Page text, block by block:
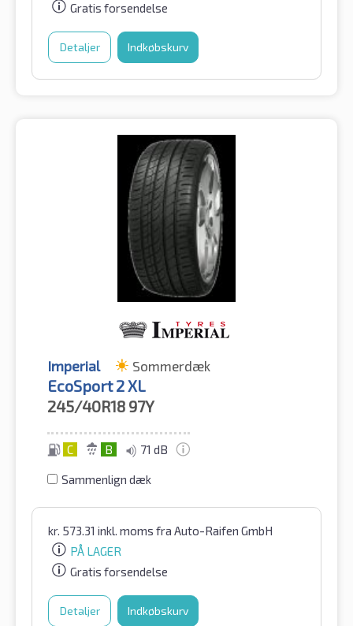
Gratis forsendelse
Detaljer Indkøbskurv
Imperial Sommerdæk
EcoSport 2 XL
245/40R18 97Y
C B 71 dB
Sammenlign dæk
kr. 573.31 inkl. moms fra Auto-Raifen GmbH
PÅ LAGER
Gratis forsendelse
Detaljer Indkøbskurv